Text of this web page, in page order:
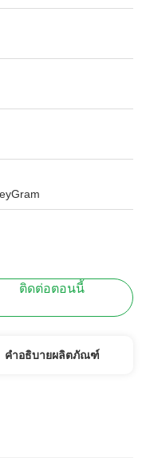
ติดต่อตอนนี้
คำอธิบายผลิตภัณฑ์